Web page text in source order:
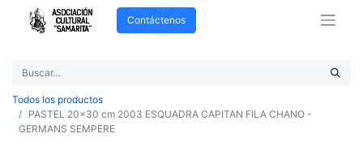
Contáctenos
Todos los productos
PASTEL 20x30 cm 2003 ESQUADRA CAPITAN FILA CHANO -
GERMANS SEMPERE